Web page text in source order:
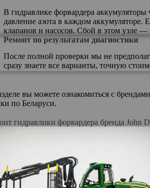
В гидравлике форвардера
давление азота в каждом аккумуляторе.
клапанов и насосов. Сбой в этом узле
Ремонт по результатам диагностики
После полной проверки мы не
сразу знаете все варианты, точную
вы можете ознакомиться с
по Беларуси.
гидравлики форвардера бренда John